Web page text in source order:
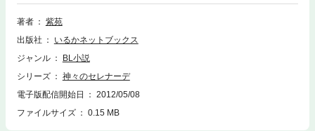
けてくれ、少しずつ惹かれていった。でも、なぜか予言の神（♂）にキス
をされ、愛と美の神（♀×３）に襲われそうになったり！ 仕舞いにはアレ
著者
紫苑
出版社
いるかネットブックス
ジャンル
BL小説
シリーズ
神々のセレナーデ
電子版配信開始日
2012/05/08
ファイルサイズ
0.15 MB